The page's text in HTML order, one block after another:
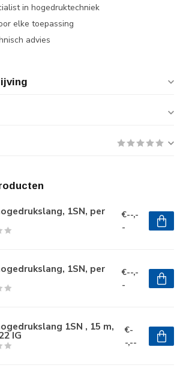
in hogedruktechniek
elke toepassing
advies
1SN, per
€--,-
-
1SN, per
€--,-
-
1SN , 15 m,
IG
€-
-,--